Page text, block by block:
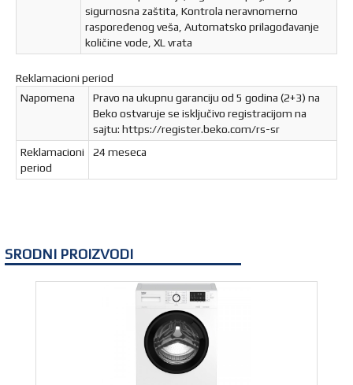
sigurnosna zaštita, Kontrola neravnomerno
raspoređenog veša, Automatsko prilagođavanje
količine vode, XL vrata
Reklamacioni period
Napomena
Pravo na ukupnu garanciju od 5 godina (2+3) na
Beko ostvaruje se isključivo registracijom na
sajtu: https://register.beko.com/rs-sr
Reklamacioni
period
24 meseca
SRODNI PROIZVODI